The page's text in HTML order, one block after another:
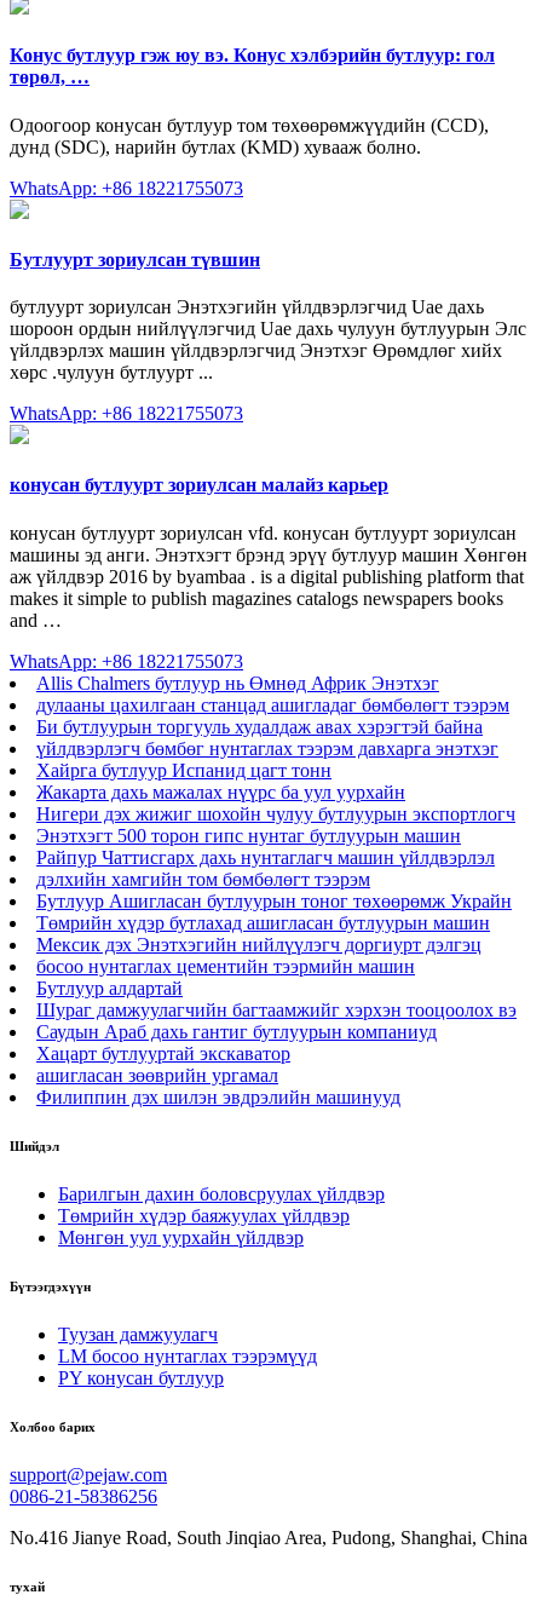
Конус бутлуур гэж юу вэ. Конус хэлбэрийн бутлуур: гол
төрөл, …
Одоогоор конусан бутлуур том төхөөрөмжүүдийн (CCD),
дунд (SDC), нарийн бутлах (KMD) хувааж болно.
WhatsApp: +86 18221755073
Бутлуурт зориулсан түвшин
бутлуурт зориулсан Энэтхэгийн үйлдвэрлэгчид Uae дахь
шороон ордын нийлүүлэгчид Uae дахь чулуун бутлуурын Элс
үйлдвэрлэх машин үйлдвэрлэгчид Энэтхэг Өрөмдлөг хийх
хөрс .чулуун бутлуурт ...
WhatsApp: +86 18221755073
конусан бутлуурт зориулсан малайз карьер
конусан бутлуурт зориулсан vfd. конусан бутлуурт зориулсан
машины эд анги. Энэтхэгт брэнд эрүү бутлуур машин Хөнгөн
аж үйлдвэр 2016 by byambaa . is a digital publishing platform that
makes it simple to publish magazines catalogs newspapers books
and …
WhatsApp: +86 18221755073
Allis Chalmers бутлуур нь Өмнөд Африк Энэтхэг
дулааны цахилгаан станцад ашигладаг бөмбөлөгт тээрэм
Би бутлуурын торгууль худалдаж авах хэрэгтэй байна
үйлдвэрлэгч бөмбөг нунтаглах тээрэм давхарга энэтхэг
Хайрга бутлуур Испанид цагт тонн
Жакарта дахь мажалах нүүрс ба уул уурхайн
Нигери дэх жижиг шохойн чулуу бутлуурын экспортлогч
Энэтхэгт 500 торон гипс нунтаг бутлуурын машин
Райпур Чаттисгарх дахь нунтаглагч машин үйлдвэрлэл
дэлхийн хамгийн том бөмбөлөгт тээрэм
Бутлуур Ашигласан бутлуурын тоног төхөөрөмж Украйн
Төмрийн хүдэр бутлахад ашигласан бутлуурын машин
Мексик дэх Энэтхэгийн нийлүүлэгч доргиурт дэлгэц
босоо нунтаглах цементийн тээрмийн машин
Бутлуур алдартай
Шураг дамжуулагчийн багтаамжийг хэрхэн тооцоолох вэ
Саудын Араб дахь гантиг бутлуурын компаниуд
Хацарт бутлууртай экскаватор
ашигласан зөөврийн ургамал
Филиппин дэх шилэн эвдрэлийн машинууд
Шийдэл
Барилгын дахин боловсруулах үйлдвэр
Төмрийн хүдэр баяжуулах үйлдвэр
Мөнгөн уул уурхайн үйлдвэр
Бүтээгдэхүүн
Туузан дамжуулагч
LM босоо нунтаглах тээрэмүүд
PY конусан бутлуур
Холбоо барих
support@pejaw.com
0086-21-58386256
No.416 Jianye Road, South Jinqiao Area, Pudong, Shanghai, China
тухай